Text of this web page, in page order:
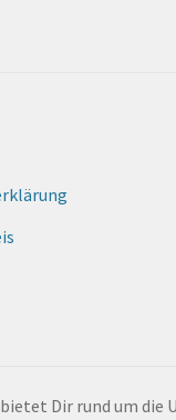
Dir rund um die